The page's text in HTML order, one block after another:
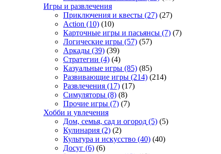
Игры и развлечения
Приключения и квесты (27) (27)
Action (10) (10)
Карточные игры и пасьянсы (7) (7)
Логические игры (57) (57)
Аркады (39) (39)
Стратегии (4) (4)
Казуальные игры (85) (85)
Развивающие игры (214) (214)
Развлечения (17) (17)
Симуляторы (8) (8)
Прочие игры (7) (7)
Хобби и увлечения
Дом, семья, сад и огород (5) (5)
Кулинария (2) (2)
Культура и искусство (40) (40)
Досуг (6) (6)